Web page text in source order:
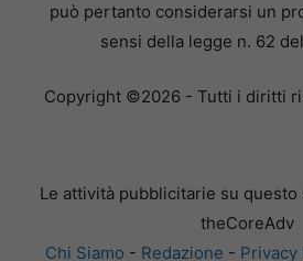
può pertanto considerarsi un
sensi della legge n. 62
Copyright ©2026 - Tutti i diritti
Le attività pubblicitarie su
theCoreAdv
Chi Siamo - Redazione - Privacy